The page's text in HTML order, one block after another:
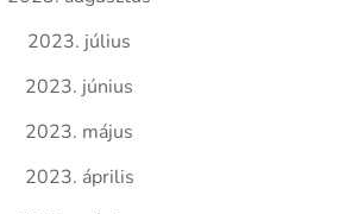
2023. július
2023. június
2023. május
2023. április